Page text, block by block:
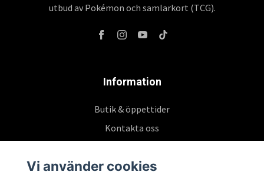
utbud av Pokémon och samlarkort (TCG).
Information
Butik & öppettider
Kontakta oss
Vi använder cookies